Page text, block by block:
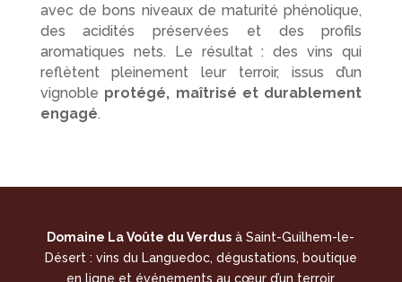
avec de bons niveaux de maturité phénolique,
des acidités préservées et des profils
aromatiques nets. Le résultat : des vins qui
reflètent pleinement leur terroir, issus d’un
vignoble protégé, maîtrisé et durablement
engagé.
Domaine La Voûte du Verdus à Saint-Guilhem-le-
Désert : vins du Languedoc, dégustations, boutique
en ligne et événements au cœur d’un terroir